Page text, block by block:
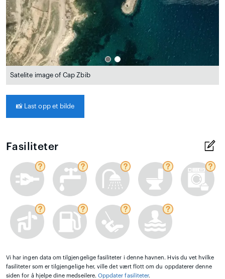
Satelite image of Cap Zbib
📸 Last opp et bilde
Fasiliteter
Vi har ingen data om tilgjengelige fasiliteter i denne havnen. Hvis du vet hvilke
fasiliteter som er tilgjengelige her, ville det vært flott om du oppdaterer denne
siden for å hjelpe dine medseilere. Oppdater fasiliteter.